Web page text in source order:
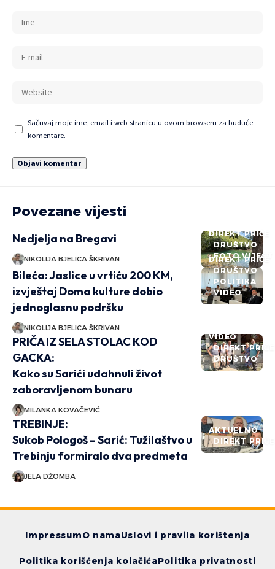
Sačuvaj moje ime, email i web stranicu u ovom browseru za buduće
komentare.
Povezane vijesti
DIREKT PRIČE
DRUŠTVO
FOTO VIJEST
Nedjelja na Bregavi
NIKOLIJA BJELICA ŠKRIVAN
DIREKT PRIČE
DRUŠTVO
POLITIKA
VIDEO
Bileća: Jaslice u vrtiću 200 KM,
izvještaj Doma kulture dobio
jednoglasnu podršku
NIKOLIJA BJELICA ŠKRIVAN
VIDEO
DIREKT PRIČE
DRUŠTVO
PRIČA IZ SELA STOLAC KOD
GACKA:
Kako su Sarići udahnuli život
zaboravljenom bunaru
MILANKA KOVAČEVIĆ
AKTUELNO
DIREKT PRIČE
TREBINJE:
Sukob Pologoš – Sarić: Tužilaštvo u
Trebinju formiralo dva predmeta
JELA DŽOMBA
ImpressumO namaUslovi i pravila korištenja
Politika korišćenja kolačićaPolitika privatnosti